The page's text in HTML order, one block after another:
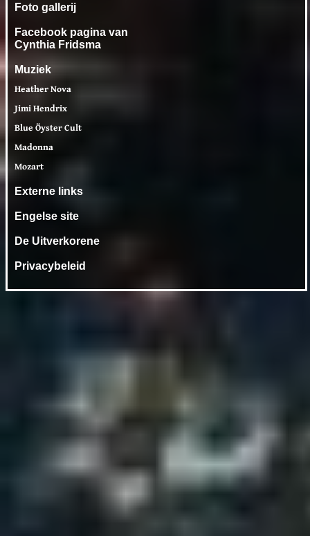
Foto gallerij
Facebook pagina van
Cynthia Fridsma
Muziek
Heather Nova
Jimi Hendrix
Blue Öyster Cult
Madonna
Mozart
Externe links
Engelse site
De Uitverkorene
Privacybeleid